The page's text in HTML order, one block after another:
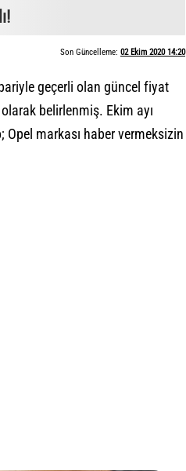
Son Güncelleme: 02 Ekim 2020 14:20
geçerli olan güncel fiyat
olarak belirlenmiş. Ekim ayı
markası haber vermeksizin